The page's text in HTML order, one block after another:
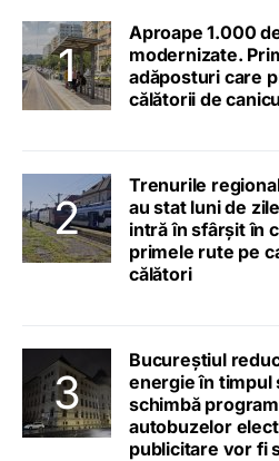
Aproape 1.000
modernizate.
adăposturi care
călătorii de
Trenurile
au stat luni de
intră în sfârșit în
primele rute pe
călători
Bucureștiul
energie în timpul
schimbă
autobuzelor
publicitare vor fi